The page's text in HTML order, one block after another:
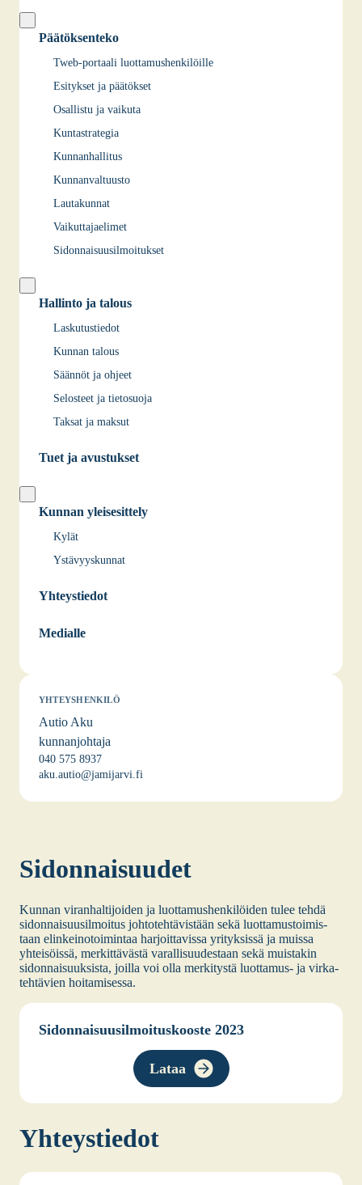
Päätöksenteko
Tweb-portaali luottamushenkilöille
Esitykset ja päätökset
Osallistu ja vaikuta
Kuntastrategia
Kunnanhallitus
Kunnanvaltuusto
Lautakunnat
Vaikuttajaelimet
Sidonnaisuusilmoitukset
Hallinto ja talous
Laskutustiedot
Kunnan talous
Säännöt ja ohjeet
Selosteet ja tietosuoja
Taksat ja maksut
Tuet ja avustukset
Kunnan yleisesittely
Kylät
Ystävyyskunnat
Yhteystiedot
Medialle
YHTEYSHENKILÖ
Autio Aku
kunnanjohtaja
040 575 8937
aku.autio@jamijarvi.fi
Sidon­nai­suu­det
Kun­nan viran­hal­ti­joi­den ja luot­ta­mus­hen­ki­löi­den tulee teh­dä
sidon­nai­suusil­moi­tus joh­to­teh­tä­vis­tään sekä luot­ta­mus­toi­mis­
taan elin­kei­no­toi­min­taa har­joit­ta­vis­sa yri­tyk­sis­sä ja muis­sa
yhtei­söis­sä, mer­kit­tä­väs­tä varal­li­suu­des­taan sekä muis­ta­kin
sidon­nai­suuk­sis­ta, joil­la voi olla mer­ki­tys­tä luot­ta­mus- ja vir­ka­
teh­tä­vien hoi­ta­mi­ses­sa.
Sidon­nai­suusil­moi­tus­koos­te 2023
Lataa
Yhteys­tie­dot